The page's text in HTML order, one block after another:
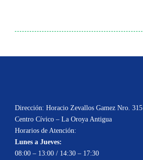
Dirección: Horacio Zevallos Gamez Nro. 315
Centro Cívico – La Oroya Antigua
Horarios de Atención:
Lunes a Jueves:
08:00 – 13:00 / 14:30 – 17:30